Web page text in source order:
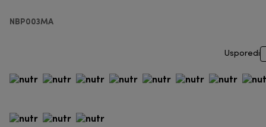
NBP003MA
Usporedi